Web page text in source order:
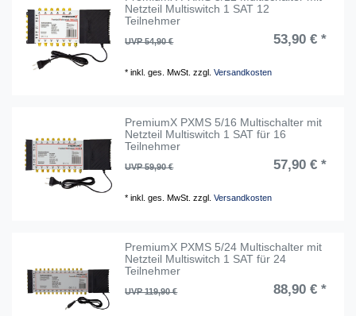
Netzteil Multiswitch 1 SAT 12
Teilnehmer
UVP 54,90 € 53,90 € *
*inkl. ges. MwSt. zzgl.Versandkosten
PremiumX PXMS 5/16 Multischalter mit
Netzteil Multiswitch 1 SAT für 16
Teilnehmer
UVP 59,90 € 57,90 € *
*inkl. ges. MwSt. zzgl.Versandkosten
PremiumX PXMS 5/24 Multischalter mit
Netzteil Multiswitch 1 SAT für 24
Teilnehmer
UVP 119,90 € 88,90 € *